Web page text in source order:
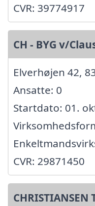
CVR: 39774917
CH - BYG v/
Elverhøjen 42,
Ansatte: 0
Startdato: 01.
CVR: 29871450
CHRISTIANSEN